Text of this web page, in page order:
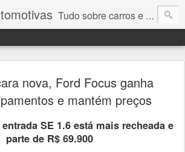
Tudo sobre carros e motores
nova, Ford Focus ganha
e mantém preços
SE 1.6 está mais recheada e
parte de R$ 69.900